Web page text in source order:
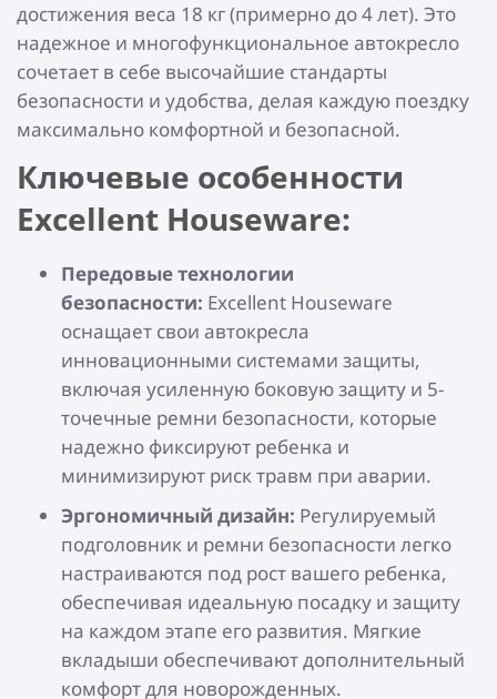
достижения веса 18 кг (примерно до 4 лет). Это
надежное и многофункциональное автокресло
сочетает в себе высочайшие стандарты
безопасности и удобства, делая каждую поездку
максимально комфортной и безопасной.
Ключевые особенности
Excellent Houseware:
Передовые технологии
безопасности: Excellent Houseware
оснащает свои автокресла
инновационными системами защиты,
включая усиленную боковую защиту и 5-
точечные ремни безопасности, которые
надежно фиксируют ребенка и
минимизируют риск травм при аварии.
Эргономичный дизайн: Регулируемый
подголовник и ремни безопасности легко
настраиваются под рост вашего ребенка,
обеспечивая идеальную посадку и защиту
на каждом этапе его развития. Мягкие
вкладыши обеспечивают дополнительный
комфорт для новорожденных.